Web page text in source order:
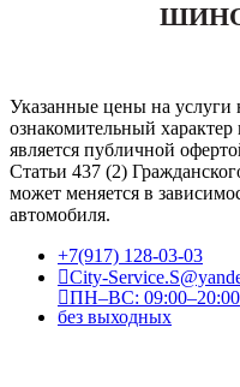
Указанные цены на услуги
ознакомительный
является публичной
Статьи 437 (2)
может меняется в
автомобиля.
+7(917) 128-03-03
City-
ПН–ВС: 09:00–20:00
без выходных